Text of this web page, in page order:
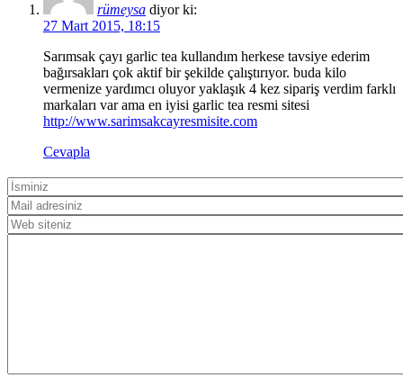
rümeysa diyor ki:
27 Mart 2015, 18:15
Sarımsak çayı garlic tea kullandım herkese tavsiye ederim
bağırsakları çok aktif bir şekilde çalıştırıyor. buda kilo
vermenize yardımcı oluyor yaklaşık 4 kez sipariş verdim farklı
markaları var ama en iyisi garlic tea resmi sitesi
http://www.sarimsakcayresmisite.com
Cevapla